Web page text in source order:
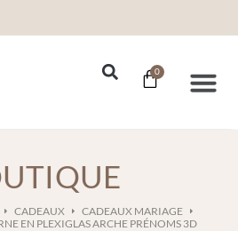
0
CADEAUX
CADEAUX MARIAGE
EN PLEXIGLAS ARCHE PRÉNOMS 3D